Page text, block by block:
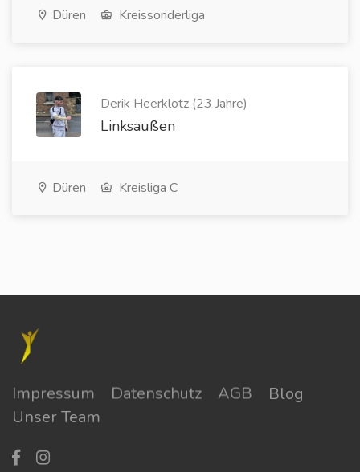
Düren Kreissonderliga
Derik Heerklotz (23 Jahre)
Linksaußen
Düren Kreisliga C
Impressum Datenschutz AGB
Blog
Unser Team